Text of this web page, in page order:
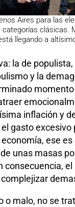
Aires para las
categorías
llegando a
la de
y la
inflación y
gasto
ese
unas masas
consecuencia,
o malo, no se